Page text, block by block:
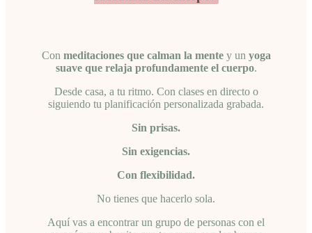
Con meditaciones que calman la mentey un yoga
suave que relaja profundamente el cuerpo.
Desde casa, a tu ritmo. Con clases en directo o
siguiendo tu planificación personalizada grabada.
Sin prisas.
Sin exigencias.
Con flexibilidad.
No tienes que hacerlo sola.
Aquí vas a encontrar un grupo de personas con el